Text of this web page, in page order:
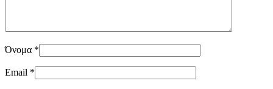
Όνομα *
Email *